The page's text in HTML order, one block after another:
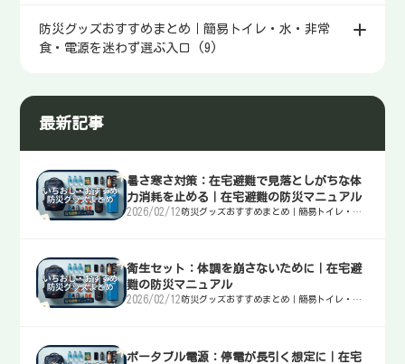
防災グッズおすすめまとめ｜簡易トイレ・水・非常
食・電源を迷わず選ぶ入口 (9)
最新記事
暑さ寒さ対策：在宅避難で見落としがちな体
力消耗を止める｜在宅避難の防災マニュアル
2026/02/12 防災グッズおすすめまとめ｜簡易トイレ・
衛生セット：体調を崩さないために｜在宅避
難の防災マニュアル
2026/02/12 防災グッズおすすめまとめ｜簡易トイレ・
ポータブル電源：停電が長引く想定に｜在宅